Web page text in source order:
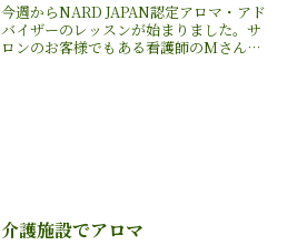
今週からNARD JAPAN認定アロマ・アド
バイザーのレッスンが始まりました。サ
ロンのお客様でもある看護師のMさん。
介護施設でアロマ